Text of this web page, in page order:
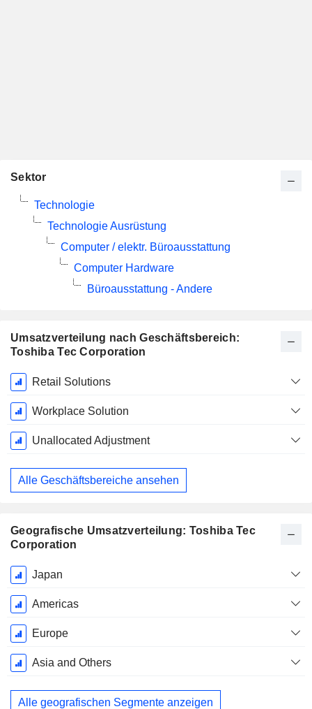
Umsatzverteilung nach Geschäftsbereich:
Toshiba Tec Corporation
Ende d.
Geschäftsjahres:
März
Retail Solutions
Workplace Solution
Unallocated Adjustment
Alle Geschäftsbereiche ansehen
Geografische Umsatzverteilung: Toshiba Tec
Corporation
Ende d.
Geschäftsjahres:
März
Japan
Americas
Europe
Asia and Others
Alle geografischen Segmente anzeigen
Sektor
Technologie
Technologie Ausrüstung
Computer / elektr. Büroausstattung
Computer Hardware
Büroausstattung - Andere